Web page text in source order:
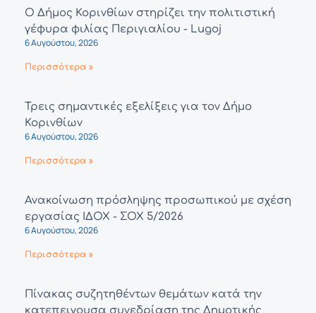
Ο Δήμος Κορινθίων στηρίζει την πολιτιστική
γέφυρα φιλίας Περιγιαλίου - Lugoj
6 Αυγούστου, 2026
Περισσότερα »
Τρεις σημαντικές εξελίξεις για τον Δήμο
Κορινθίων
6 Αυγούστου, 2026
Περισσότερα »
Ανακοίνωση πρόσληψης προσωπικού με σχέση
εργασίας ΙΔΟΧ - ΣΟΧ 5/2026
6 Αυγούστου, 2026
Περισσότερα »
Πίνακας συζητηθέντων θεμάτων κατά την
κατεπειγουσα συνεδρίαση της Δημοτικής